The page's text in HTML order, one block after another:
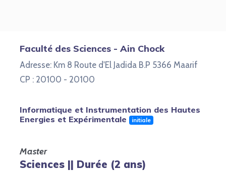
Faculté des Sciences - Ain Chock
Adresse: Km 8 Route d'El Jadida B.P 5366 Maarif
CP : 20100 - 20100
Informatique et Instrumentation des Hautes
Energies et Expérimentale
initiale
Master
Sciences || Durée (2 ans)